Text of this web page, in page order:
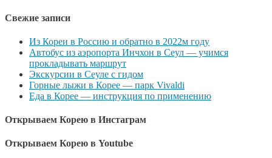
Свежие записи
Из Кореи в Россию и обратно в 2022м году
Автобус из аэропорта Инчхон в Сеул — учимся
прокладывать маршрут
Экскурсии в Сеуле с гидом
Горные лыжи в Корее — парк Vivaldi
Еда в Корее — инструкция по применению
Открываем Корею в Инстаграм
Открываем Корею в Youtube